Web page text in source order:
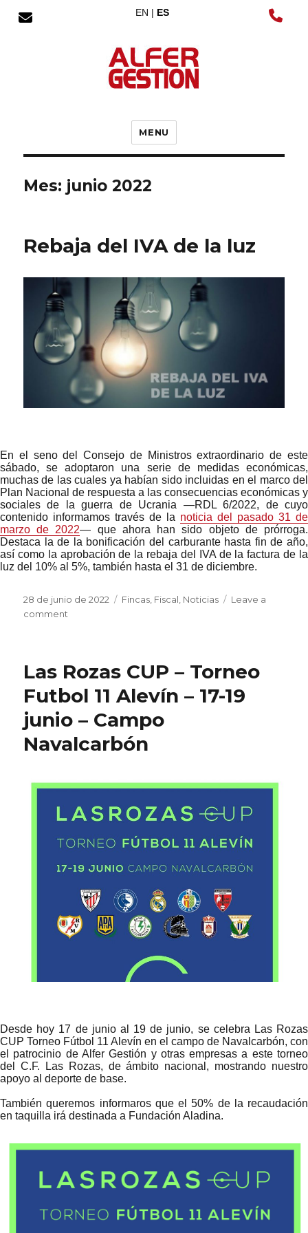
EN | ES
MENU
Mes: junio 2022
Rebaja del IVA de la luz
En el seno del Consejo de Ministros extraordinario de este
sábado, se adoptaron una serie de medidas económicas,
muchas de las cuales ya habían sido incluidas en el marco del
Plan Nacional de respuesta a las consecuencias económicas y
sociales de la guerra de Ucrania —RDL 6/2022, de cuyo
contenido informamos través de la noticia del pasado 31 de
marzo de 2022— que ahora han sido objeto de prórroga.
Destaca la de la bonificación del carburante hasta fin de año,
así como la aprobación de la rebaja del IVA de la factura de la
luz del 10% al 5%, también hasta el 31 de diciembre.
Posted
on
28 de junio de 2022 Categories
Fincas Fiscal Noticias
Leave a
comment
de
luz
Las Rozas CUP – Torneo
Futbol 11 Alevín – 17-19
junio – Campo
Navalcarbón
Desde hoy 17 de junio al 19 de junio, se celebra Las Rozas
CUP Torneo Fútbol 11 Alevín en el campo de Navalcarbón, con
el patrocinio de Alfer Gestión y otras empresas a este torneo
del C.F. Las Rozas, de ámbito nacional, mostrando nuestro
apoyo al deporte de base.
También queremos informaros que el 50% de la recaudación
en taquilla irá destinada a Fundación Aladina.